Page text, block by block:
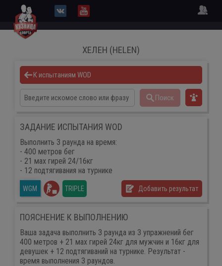
ХЕЛЕН (HELEN)
К испытаниям WOD
Поиск
ЗАДАНИЕ ИСПЫТАНИЯ WOD
Выполнить 3 раунда на время:
- 400 метров бег
- 21 мах гирей 24/16кг
- 12 подтягивания на турнике
WGM TRIPLE Добавить результат
ПОЯСНЕНИЕ К ВЫПОЛНЕНИЮ
Ваша задача выполнить 3 раунда из 3 упражнений бег
400 метров + 21 мах гирей 24кг для мужчин и 16кг для
девушек + 12 подтягиваний на турнике. Результат -
время выполнения 3 раундов.